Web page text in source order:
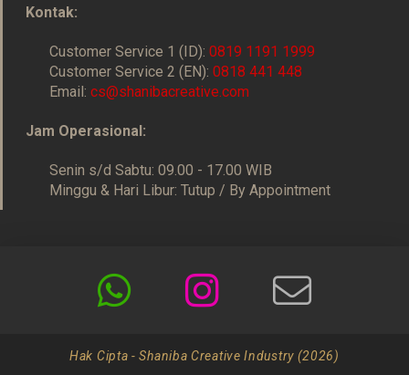
Kontak:
Customer Service 1 (ID):0819 1191 1999
Customer Service 2 (EN):0818 441 448
Email:cs@shanibacreative.com
Jam Operasional:
Senin s/d Sabtu: 09.00 - 17.00 WIB
Minggu & Hari Libur: Tutup / By Appointment
Hak Cipta - Shaniba Creative Industry (2026)